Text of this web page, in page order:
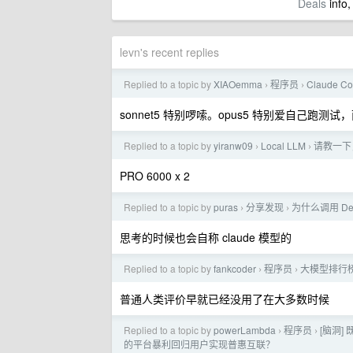
Dealsinfo,
levn's recent replies
Replied to a topic byXIAOemma › 程序员 › Claude
sonnet5 特别啰嗦。opus5 特别爱自己跑测试
Replied to a topic byyiranw09 › Local LLM › 请教一
PRO 6000 x 2
Replied to a topic bypuras › 分享发现 › 为什么调用
思考的时候也会自称 claude 模型的
Replied to a topic byfankcoder › 程序员 › 大模型排行
普通人类评价早就已经没用了在大多数时候
Replied to a topic bypowerLambda › 程序员 › [脑洞]
的平台暴利回归用户实现普惠互联？